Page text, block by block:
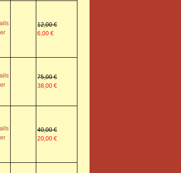
12,00 €
6,00 €
75,00 €
38,00 €
40,00 €
20,00 €